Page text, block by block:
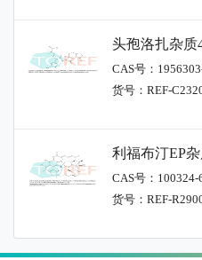
头孢洛扎杂质
CAS号：
货号：REF-
利福布汀EP
CAS号：100324-
货号：REF-